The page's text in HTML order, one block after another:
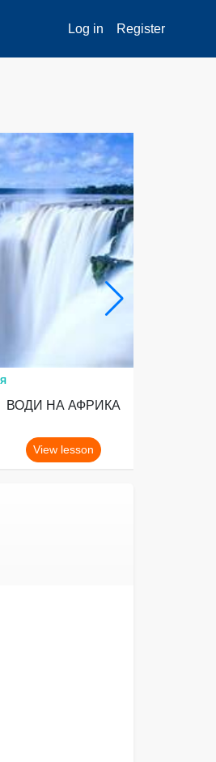
Log in Register
ВОДИ НА АФРИКА
View lesson